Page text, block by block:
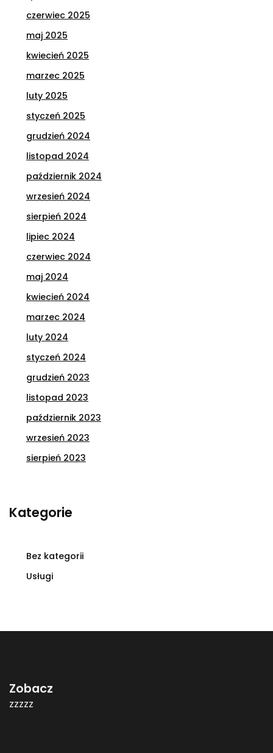
czerwiec 2025
maj 2025
kwiecień 2025
marzec 2025
luty 2025
styczeń 2025
grudzień 2024
listopad 2024
październik 2024
wrzesień 2024
sierpień 2024
lipiec 2024
czerwiec 2024
maj 2024
kwiecień 2024
marzec 2024
luty 2024
styczeń 2024
grudzień 2023
listopad 2023
październik 2023
wrzesień 2023
sierpień 2023
Kategorie
Bez kategorii
Usługi
Zobacz
zzzzz